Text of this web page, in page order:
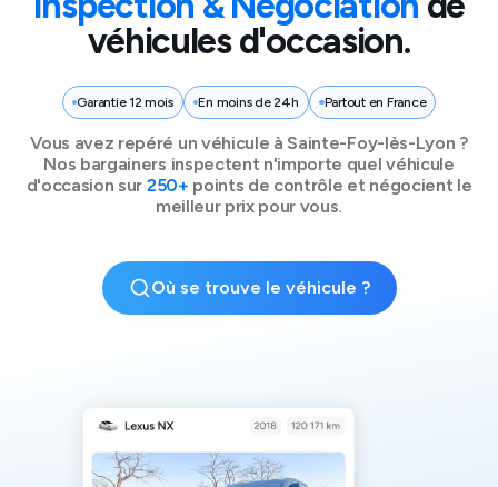
véhicules d'occasion.
Garantie 12 mois En moins de 24h Partout en France
Vous avez repéré un véhicule à Sainte-Foy-lès-Lyon ?
Nos bargainers inspectent n'importe quel véhicule
d'occasion sur 250+ points de contrôle et négocient le
meilleur prix pour vous.
Où se trouve le véhicule ?